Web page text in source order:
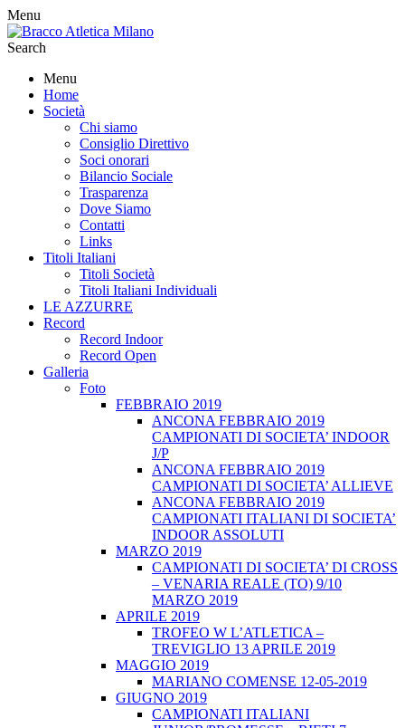
Menu
Search
Menu
Home
Società
Chi siamo
Consiglio Direttivo
Soci onorari
Bilancio Sociale
Trasparenza
Dove Siamo
Contatti
Links
Titoli Italiani
Titoli Società
Titoli Italiani Individuali
LE AZZURRE
Record
Record Indoor
Record Open
Galleria
Foto
FEBBRAIO 2019
ANCONA FEBBRAIO 2019
CAMPIONATI DI SOCIETA’ INDOOR
J/P
ANCONA FEBBRAIO 2019
CAMPIONATI DI SOCIETA’ ALLIEVE
ANCONA FEBBRAIO 2019
CAMPIONATI ITALIANI DI SOCIETA’
INDOOR ASSOLUTI
MARZO 2019
CAMPIONATI DI SOCIETA’ DI CROSS
– VENARIA REALE (TO) 9/10
MARZO 2019
APRILE 2019
TROFEO W L’ATLETICA –
TREVIGLIO 13 APRILE 2019
MAGGIO 2019
MARIANO COMENSE 12-05-2019
GIUGNO 2019
CAMPIONATI ITALIANI